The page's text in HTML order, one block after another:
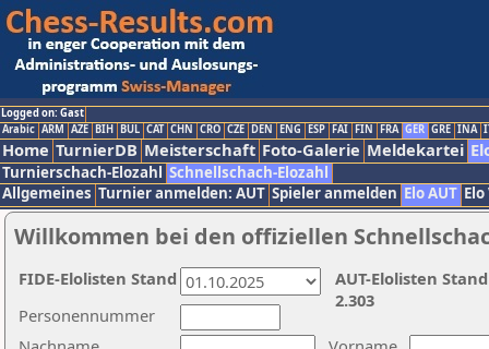
Logged on: Gast
Arabic ARM AZE BIH BUL CAT CHN CRO CZE DEN ENG ESP FAI FIN FRA GER GRE INA
Home TurnierDB Meisterschaft Foto-Galerie Meldekartei
Turnierschach-Elozahl Schnellschach-Elozahl
Allgemeines Turnier anmelden: AUT Spieler anmelden Elo AUT
Willkommen bei den offiziellen
Personennummer
AUT-Elolisten
2.303
FIDE-Elolisten Stand